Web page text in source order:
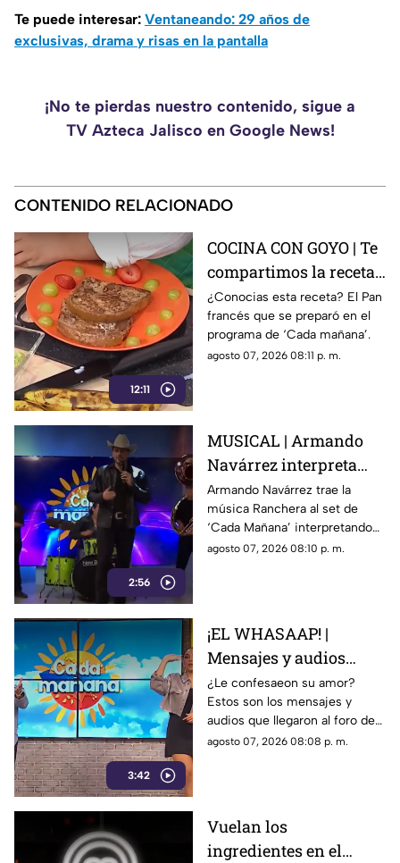
Te puede interesar: Ventaneando: 29 años de
exclusivas, drama y risas en la pantalla
¡No te pierdas nuestro contenido, sigue a
TV Azteca Jalisco en Google News!
CONTENIDO RELACIONADO
12:11
COCINA CON GOYO | Te
compartimos la receta
de un delicioso pan
francés
¿Conocias esta receta? El Pan
francés que se preparó en el
programa de ‘Cada mañana’.
agosto 07, 2026 08:11 p. m.
2:56
MUSICAL | Armando
Navárrez interpreta
'Corazón en modo
Avión' EN VIVO
Armando Navárrez trae la
música Ranchera al set de
‘Cada Mañana’ interpretando
su canción ‘Corazón en modo
agosto 07, 2026 08:10 p. m.
3:42
¡EL WHASAAP! |
Mensajes y audios
llegaron al foro de
'Cada mañana'; parte 1
¿Le confesaeon su amor?
Estos son los mensajes y
audios que llegaron al foro de
‘Cada mañana’ estuvieron
agosto 07, 2026 08:08 p. m.
Vuelan los
ingredientes en el